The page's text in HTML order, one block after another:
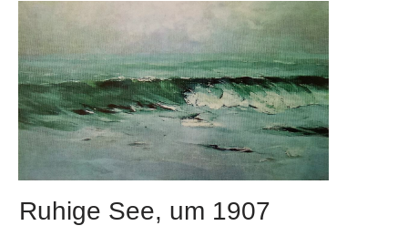
Ruhige See, um 1907